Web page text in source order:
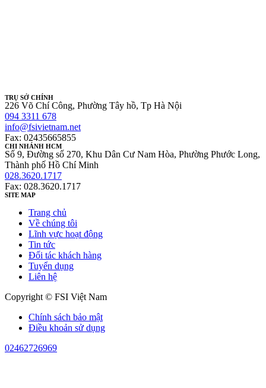
TRỤ SỞ CHÍNH
226 Võ Chí Công, Phường Tây hồ, Tp Hà Nội
094 3311 678
info@fsivietnam.net
Fax: 02435665855
CHI NHÁNH HCM
Số 9, Đường số 270, Khu Dân Cư Nam Hòa, Phường Phước Long,
Thành phố Hồ Chí Minh
028.3620.1717
Fax: 028.3620.1717
SITE MAP
Trang chủ
Về chúng tôi
Lĩnh vực hoạt động
Tin tức
Đối tác khách hàng
Tuyển dụng
Liên hệ
Copyright © FSI Việt Nam
Chính sách bảo mật
Điều khoản sử dụng
02462726969